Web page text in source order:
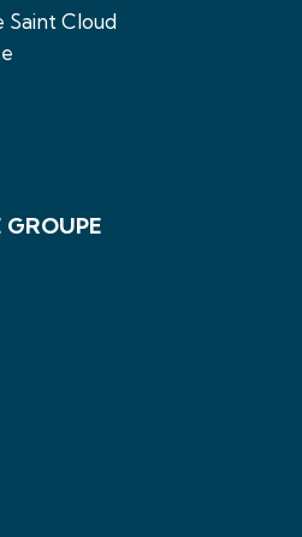
Saint Cloud